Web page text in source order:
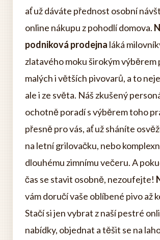
ať už dáváte přednost osobní
online nákupu z pohodlí domova.
podniková prodejna láká
zlatavého moku širokým výběrem
malých i větších pivovarů, a to
ale i ze světa. Náš zkušený
ochotně poradí s výběrem toho
přesně pro vás, ať už sháníte
na letní grilovačku, nebo
dlouhému zimnímu večeru. A
čas se stavit osobně, nezoufejte!
vám doručí vaše oblíbené pivo až
Stačí si jen vybrat z naší pestré
nabídky, objednat a těšit se na